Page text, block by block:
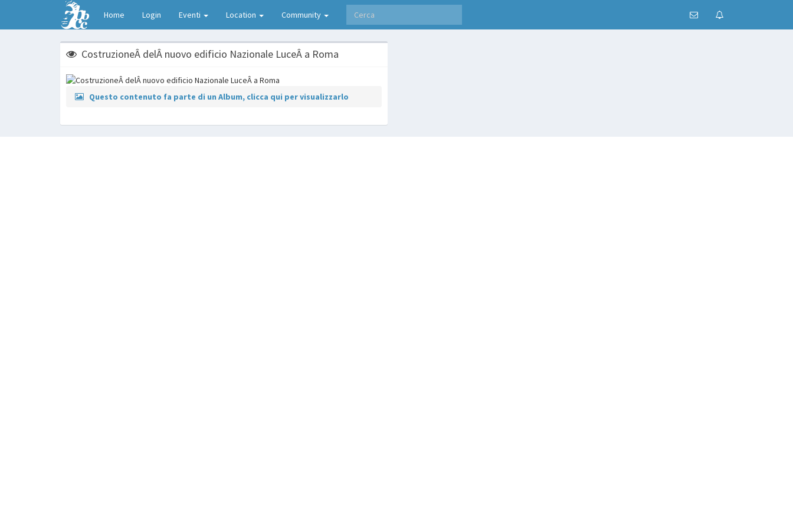
Home Login Eventi Location Community
CostruzioneÂ delÂ nuovo edificio Nazionale LuceÂ a Roma
Questo contenuto fa parte di un Album, clicca qui per visualizzarlo